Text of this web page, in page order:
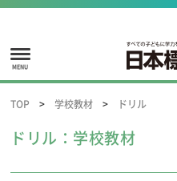
MENU
TOP 学校教材 ドリル
ドリル：学校教材